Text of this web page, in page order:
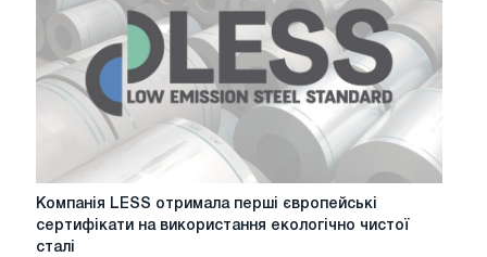
Компанія
отримала
Компанія LESS отримала перші європейські
сертифікати на використання екологічно чистої
сталі